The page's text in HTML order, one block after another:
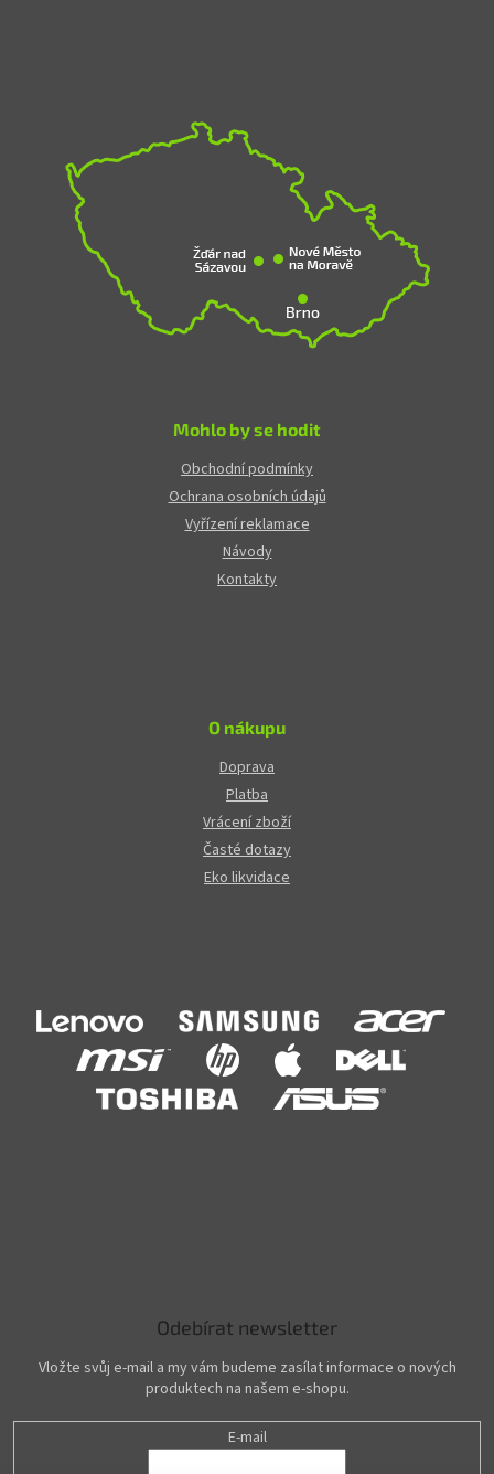
Mohlo by se hodit
Obchodní podmínky
Ochrana osobních údajů
Vyřízení reklamace
Návody
Kontakty
O nákupu
Doprava
Platba
Vrácení zboží
Časté dotazy
Eko likvidace
Odebírat newsletter
Vložte svůj e-mail a my vám budeme zasílat informace o nových
produktech na našem e-shopu.
E-mail